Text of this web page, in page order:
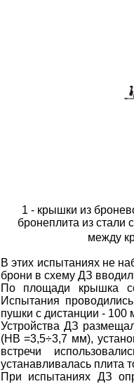
1 - крышки из
бронеплита из стали
между
В этих испытаниях не
брони в схему ДЗ
По площади крышка
Испытания
пушки с дистанции - 100
Устройства ДЗ
(НВ =3,5÷3,7 мм),
встречи
устанавливалась плита
При испытаниях ДЗ